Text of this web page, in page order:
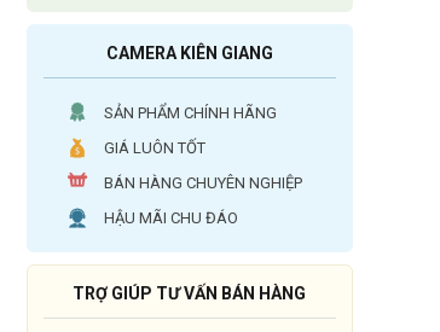
CAMERA KIÊN GIANG
SẢN PHẨM CHÍNH HÃNG
GIÁ LUÔN TỐT
BÁN HÀNG CHUYÊN NGHIỆP
HẬU MÃI CHU ĐÁO
TRỢ GIÚP TƯ VẤN BÁN HÀNG